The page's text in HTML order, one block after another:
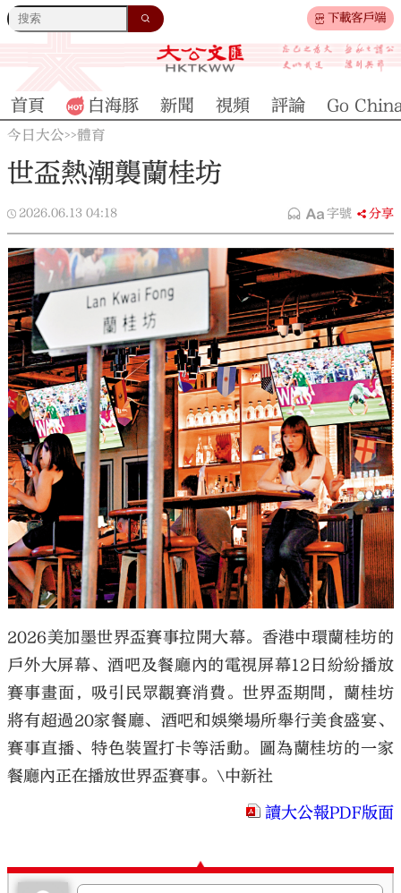
下載客戶端
大公文匯
首頁 白海豚 新聞 視頻 評論 Go
今日大公>>體育
世盃熱潮襲蘭桂坊
2026.06.13 04:18 字號 分享
2026美加墨世界盃賽事拉開大幕。香港中環蘭桂坊的
戶外大屏幕、酒吧及餐廳內的電視屏幕12日紛紛播放
賽事畫面，吸引民眾觀賽消費。世界盃期間，蘭桂坊
將有超過20家餐廳、酒吧和娛樂場所舉行美食盛宴、
賽事直播、特色裝置打卡等活動。圖為蘭桂坊的一家
餐廳內正在播放世界盃賽事。\中新社
讀大公報PDF版面